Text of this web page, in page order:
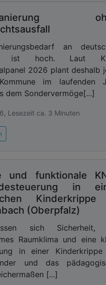
und Touristen.
„Unsere
zu hören, wie sauber es
Sie unseren
Ausgabe
Mitarbeitern die
alle Werkzeuge mit
Abgase, Lärm und
der Wirtschaftlichkeit“
SRDialog
Seiten werden die
erläutert:
Gewicht, weniger Lärm .
Die Teamleiter
um neben
und Social-Media-Posts
an
ist hoch. Laut
2026 plant deshalb
im laufenden
dem Sondervermöge[...]
Lesezeit ca. 3 Minuten
und funktionale
in
(Oberpfalz)
sich Sicherheit,
Raumklima und eine
in einer
und das
[...]